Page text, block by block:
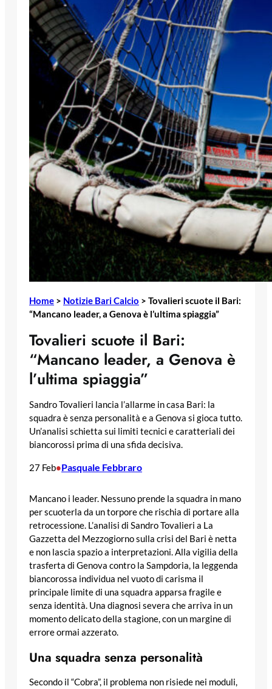
Home > Notizie Bari Calcio > Tovalieri scuote il Bari:
“Mancano leader, a Genova è l’ultima spiaggia”
Tovalieri scuote il Bari:
“Mancano leader, a Genova è
l’ultima spiaggia”
Sandro Tovalieri lancia l’allarme in casa Bari: la
squadra è senza personalità e a Genova si gioca tutto.
Un’analisi schietta sui limiti tecnici e caratteriali dei
biancorossi prima di una sfida decisiva.
27 Feb•Pasquale Febbraro
Mancano i leader. Nessuno prende la squadra in mano
per scuoterla da un torpore che rischia di portare alla
retrocessione. L’analisi di Sandro Tovalieri a La
Gazzetta del Mezzogiorno sulla crisi del Bari è netta
e non lascia spazio a interpretazioni. Alla vigilia della
trasferta di Genova contro la Sampdoria, la leggenda
biancorossa individua nel vuoto di carisma il
principale limite di una squadra apparsa fragile e
senza identità. Una diagnosi severa che arriva in un
momento delicato della stagione, con un margine di
errore ormai azzerato.
Una squadra senza personalità
Secondo il “Cobra”, il problema non risiede nei moduli,